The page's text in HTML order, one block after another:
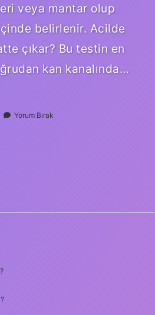
veya mantar olup
belirlenir. Acilde
çıkar? Bu testin en
kan kanalında…
Yorum Bırak